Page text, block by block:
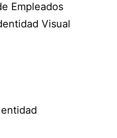
Empleados
Visual